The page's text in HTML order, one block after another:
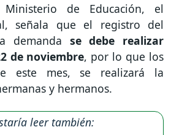
de Educación, el
señala que el registro del
demanda se debe realizar
de noviembre, por lo que los
este mes, se realizará la
y hermanos.
leer también: